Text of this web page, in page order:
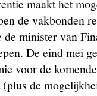
maakt het
de vakbonden
de minister van
De eind mei
voor de
de